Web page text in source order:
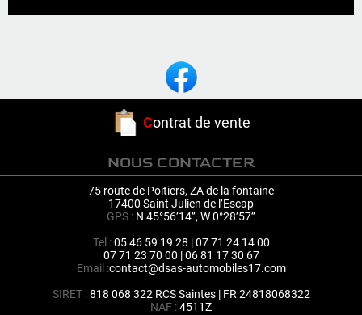
Contrat de vente
NOUS CONTACTER
75 route de Poitiers, ZA de la fontaine
17400 Saint Julien de l’Escap
GPS : N 45°56’14’’, W 0°28’57’’
Tel :05 46 59 19 28 | 07 71 24 14 00
07 71 23 70 00 | 06 81 17 30 67
Email :contact@dsas-automobiles17.com
SIRET :818 068 322 RCS Saintes | FR 24818068322
NAF :4511Z